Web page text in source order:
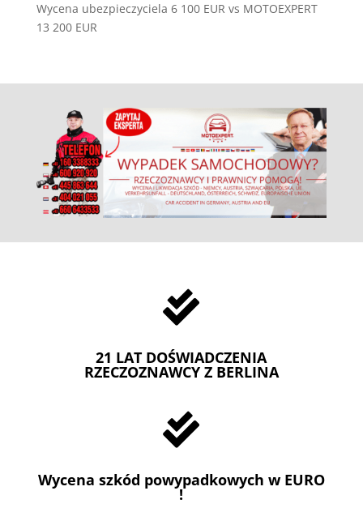
Wycena ubezpieczyciela 6 100 EUR vs MOTOEXPERT
13 200 EUR

21 LAT DOŚWIADCZENIA
RZECZOZNAWCY Z BERLINA

Wycena szkód powypadkowych w EURO
!